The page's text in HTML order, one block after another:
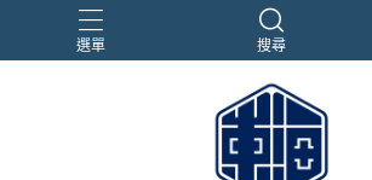
選單 搜尋
合金車
閃電霹靂車